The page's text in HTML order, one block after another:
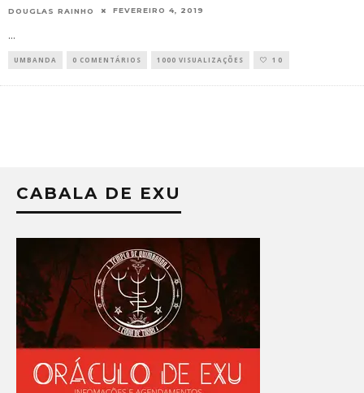
DOUGLAS RAINHO FEVEREIRO 4, 2019
...
UMBANDA 0 COMENTÁRIOS 1000 VISUALIZAÇÕES 10
CABALA DE EXU